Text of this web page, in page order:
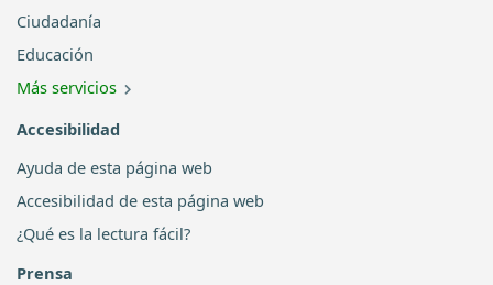
Ciudadanía
Educación
Más servicios
Accesibilidad
Ayuda de esta página web
Accesibilidad de esta página web
¿Qué es la lectura fácil?
Prensa